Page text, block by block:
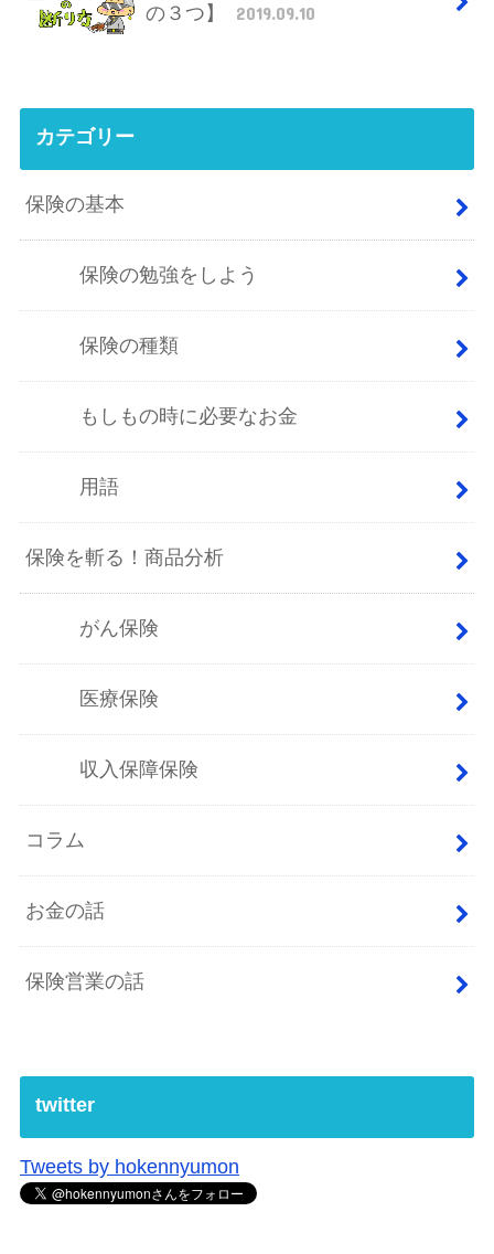
の３つ】
2019.09.10
カテゴリー
保険の基本
保険の勉強をしよう
保険の種類
もしもの時に必要なお金
用語
保険を斬る！商品分析
がん保険
医療保険
収入保障保険
コラム
お金の話
保険営業の話
twitter
Tweets by hokennyumon